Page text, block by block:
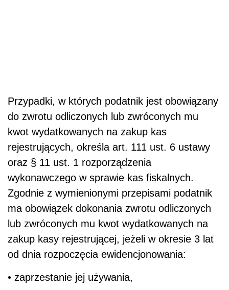
Przypadki, w których podatnik jest obowiązany
do zwrotu odliczonych lub zwróconych mu
kwot wydatkowanych na zakup kas
rejestrujących, określa art. 111 ust. 6 ustawy
oraz § 11 ust. 1 rozporządzenia
wykonawczego w sprawie kas fiskalnych.
Zgodnie z wymienionymi przepisami podatnik
ma obowiązek dokonania zwrotu odliczonych
lub zwróconych mu kwot wydatkowanych na
zakup kasy rejestrującej, jeżeli w okresie 3 lat
od dnia rozpoczęcia ewidencjonowania:
• zaprzestanie jej używania,